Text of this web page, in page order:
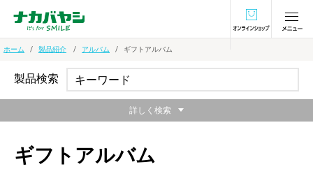
オンラインショ
ホーム 製品紹介 アルバム ギフトアルバム
ギフトアルバム
製品検索
詳しく検索